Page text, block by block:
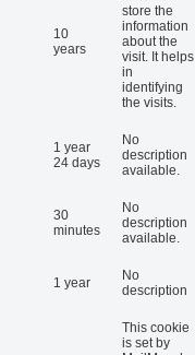
10
years
store the
information
about the
visit. It helps
in
identifying
the visits.
1 year
24 days
No
description
available.
30
minutes
No
description
available.
1 year
No
description
This cookie
is set by